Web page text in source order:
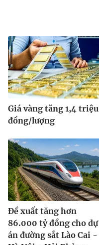
Giá vàng tăng 1,4 triệu
đồng/lượng
Đề xuất tăng hơn
86.000 tỷ đồng cho dự
án đường sắt Lào Cai -